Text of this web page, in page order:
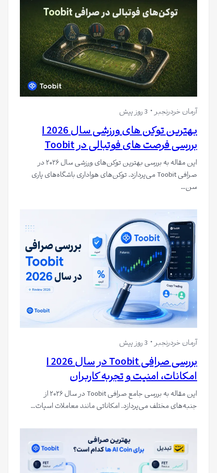
آرمان خردرنجبر 3 روز پیش
بهترین توکن های ورزشی سال 2026 |
بررسی فرصت های فوتبالی در Toobit
این مقاله به بررسی بهترین توکن‌های ورزشی سال ۲۰۲۶ در
صرافی Toobit می‌پردازد. توکن‌های هواداری باشگاه‌های پاری
سن…
آرمان خردرنجبر 3 روز پیش
بررسی صرافی Toobit در سال 2026 |
امکانات، امنیت و تجربه کاربران
این مقاله به بررسی جامع صرافی Toobit در سال ۲۰۲۶ از
جنبه‌های مختلف می‌پردازد. امکاناتی مانند معاملات اسپات…